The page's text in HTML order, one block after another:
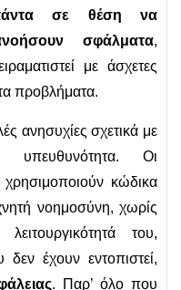
σε θέση να
σφάλματα,
με άσχετες
προβλήματα.
ανησυχίες σχετικά με
Οι
κώδικα
νοημοσύνη, χωρίς
του,
δεν έχουν εντοπιστεί,
. Παρ’ όλο που